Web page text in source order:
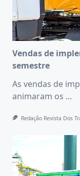
Vendas de
semestre
As vendas de
animaram os ...
Redação Revista Dos